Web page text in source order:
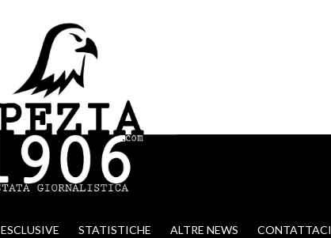
ESCLUSIVE STATISTICHE ALTRE NEWS CONTATTACI